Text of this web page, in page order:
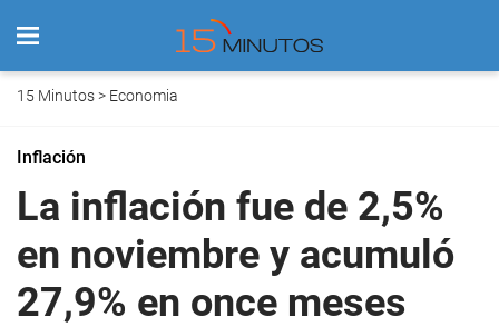
15 Minutos> Economia
Inflación
La inflación fue de 2,5%
en noviembre y acumuló
27,9% en once meses